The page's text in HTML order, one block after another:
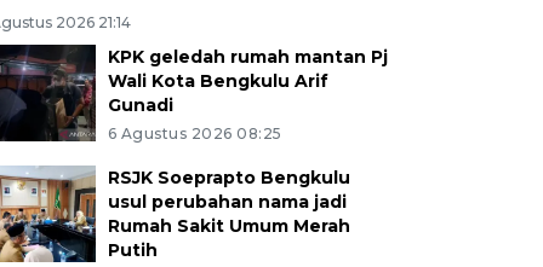
2026 21:14
KPK geledah rumah mantan Pj
Wali Kota Bengkulu Arif
Gunadi
6 Agustus 2026 08:25
RSJK Soeprapto Bengkulu
usul perubahan nama jadi
Rumah Sakit Umum Merah
Putih